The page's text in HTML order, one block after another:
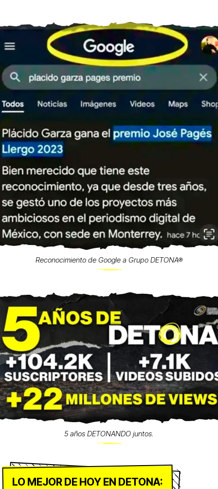
Reconocimiento de Google a Grupo DETONA®
5 años DETONANDO juntos.
LO MEJOR DE HOY EN DETONA: